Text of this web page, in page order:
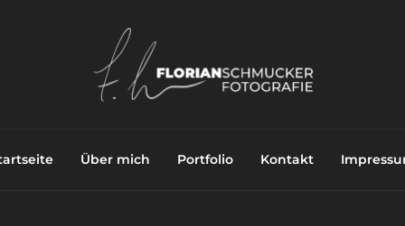
Über mich Portfolio Kontakt